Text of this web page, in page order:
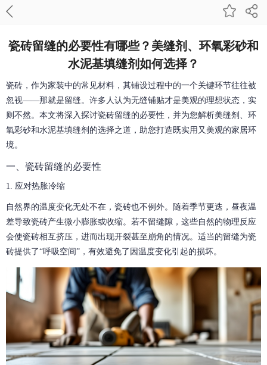
瓷砖留缝的必要性有哪些？美缝剂、环氧彩砂和
水泥基填缝剂如何选择？
瓷砖，作为家装中的常见材料，其铺设过程中的一个关键环节往往被
忽视——那就是留缝。许多人认为无缝铺贴才是美观的理想状态，实
则不然。本文将深入探讨瓷砖留缝的必要性，并为您解析美缝剂、环
氧彩砂和水泥基填缝剂的选择之道，助您打造既实用又美观的家居环
境。
一、瓷砖留缝的必要性
1. 应对热胀冷缩
自然界的温度变化无处不在，瓷砖也不例外。随着季节更迭，昼夜温
差导致瓷砖产生微小膨胀或收缩。若不留缝隙，这些自然的物理反应
会使瓷砖相互挤压，进而出现开裂甚至崩角的情况。适当的留缝为瓷
砖提供了“呼吸空间”，有效避免了因温度变化引起的损坏。